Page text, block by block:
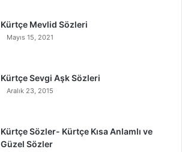
Kürtçe Mevlid Sözleri
Mayıs 15, 2021
Kürtçe Sevgi Aşk Sözleri
Aralık 23, 2015
Kürtçe Sözler- Kürtçe Kısa Anlamlı ve
Güzel Sözler